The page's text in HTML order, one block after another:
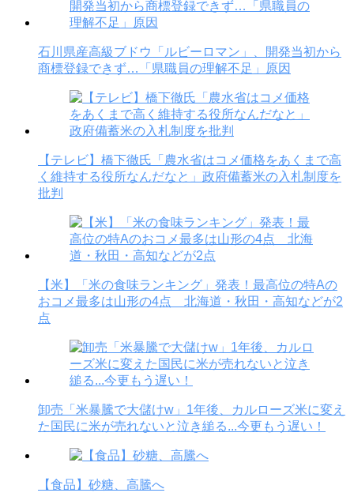
石川県産高級ブドウ「ルビーロマン」、開発当初から
商標登録できず…「県職員の理解不足」原因
【テレビ】橋下徹氏「農水省はコメ価格をあくまで高
く維持する役所なんだなと」政府備蓄米の入札制度を
批判
【米】「米の食味ランキング」発表！最高位の特Aの
おコメ最多は山形の4点 北海道・秋田・高知などが2
点
卸売「米暴騰で大儲けw」1年後、カルローズ米に変え
た国民に米が売れないと泣き縋る...今更もう遅い！
【食品】砂糖、高騰へ